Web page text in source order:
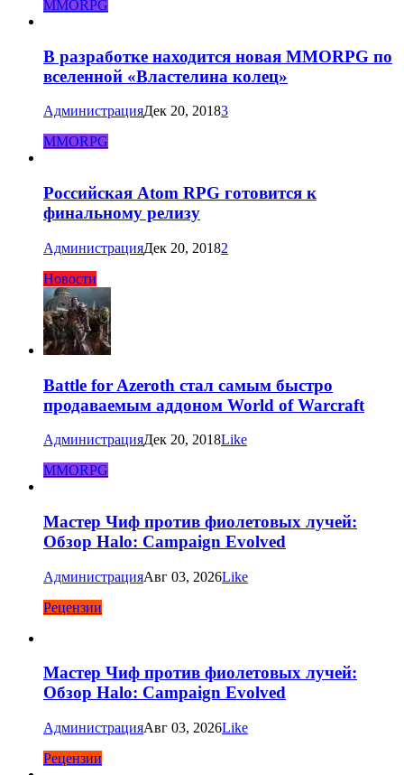
MMORPG
В разработке находится новая MMORPG по
вселенной «Властелина колец»
АдминистрацияДек 20, 20183
MMORPG
Российская Atom RPG готовится к
финальному релизу
АдминистрацияДек 20, 20182
Новости
Battle for Azeroth стал самым быстро
продаваемым аддоном World of Warcraft
АдминистрацияДек 20, 2018Like
MMORPG
Мастер Чиф против фиолетовых лучей:
Обзор Halo: Campaign Evolved
АдминистрацияАвг 03, 2026Like
Рецензии
Мастер Чиф против фиолетовых лучей:
Обзор Halo: Campaign Evolved
АдминистрацияАвг 03, 2026Like
Рецензии